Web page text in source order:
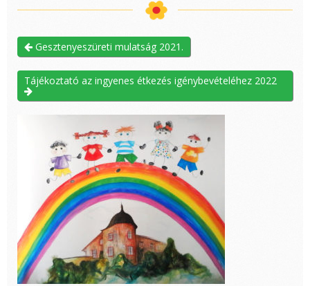
Gesztenyeszüreti mulatság 2021.
Tájékoztató az ingyenes étkezés igénybevételéhez 2022